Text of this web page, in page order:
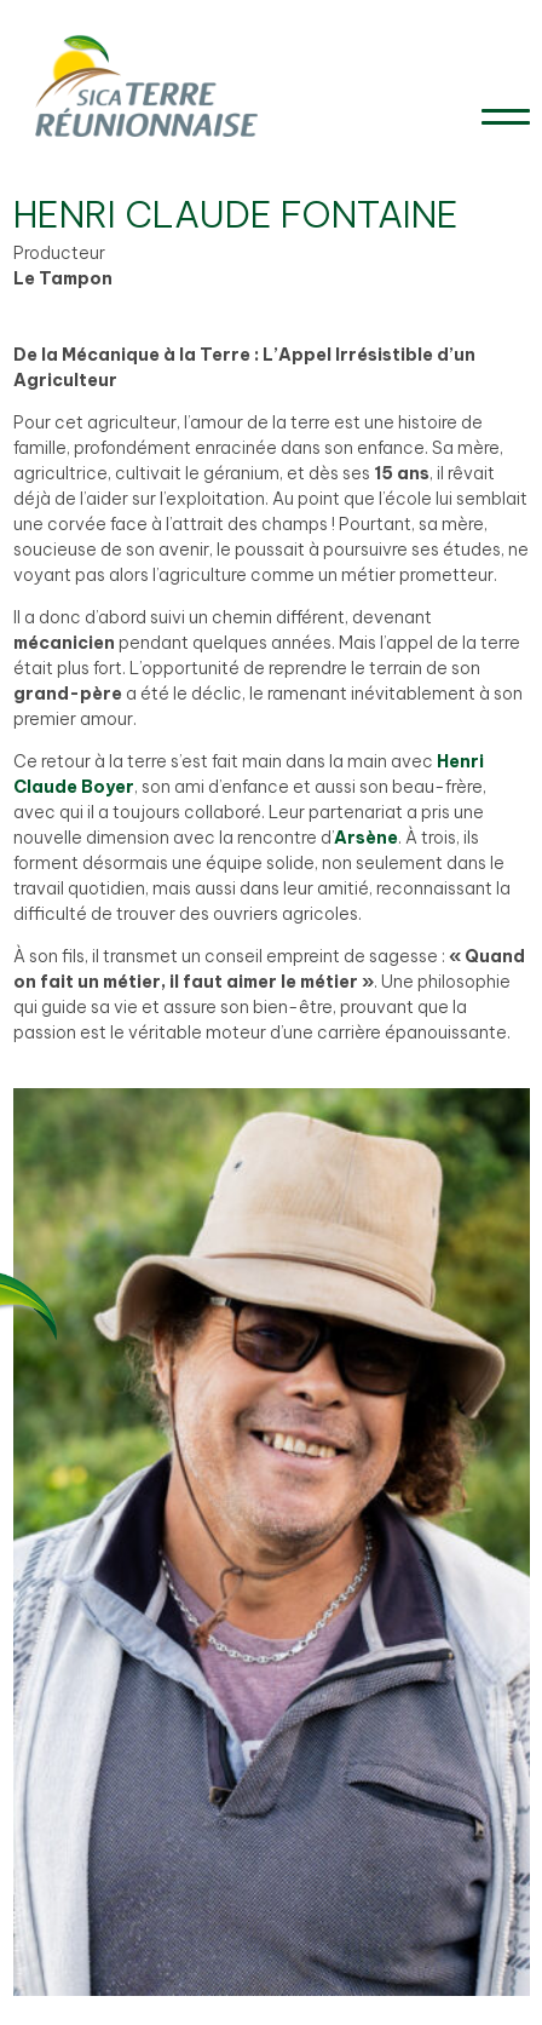
HENRI CLAUDE FONTAINE
Producteur
Le Tampon
De la Mécanique à la Terre : L’Appel Irrésistible d’un
Agriculteur
Pour cet agriculteur, l’amour de la terre est une histoire de
famille, profondément enracinée dans son enfance. Sa mère,
agricultrice, cultivait le géranium, et dès ses 15 ans, il rêvait
déjà de l’aider sur l’exploitation. Au point que l’école lui semblait
une corvée face à l’attrait des champs ! Pourtant, sa mère,
soucieuse de son avenir, le poussait à poursuivre ses études, ne
voyant pas alors l’agriculture comme un métier prometteur.
Il a donc d’abord suivi un chemin différent, devenant
mécanicien pendant quelques années. Mais l’appel de la terre
était plus fort. L’opportunité de reprendre le terrain de son
grand-père a été le déclic, le ramenant inévitablement à son
premier amour.
Ce retour à la terre s’est fait main dans la main avec Henri
Claude Boyer, son ami d’enfance et aussi son beau-frère,
avec qui il a toujours collaboré. Leur partenariat a pris une
nouvelle dimension avec la rencontre d’Arsène. À trois, ils
forment désormais une équipe solide, non seulement dans le
travail quotidien, mais aussi dans leur amitié, reconnaissant la
difficulté de trouver des ouvriers agricoles.
À son fils, il transmet un conseil empreint de sagesse : « Quand
on fait un métier, il faut aimer le métier ». Une philosophie
qui guide sa vie et assure son bien-être, prouvant que la
passion est le véritable moteur d’une carrière épanouissante.